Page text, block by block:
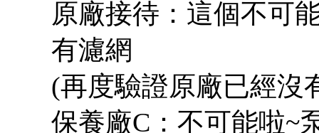
原廠接待：這個不可
有濾網
(再度驗證原廠已經沒
保養廠C：不可能啦~